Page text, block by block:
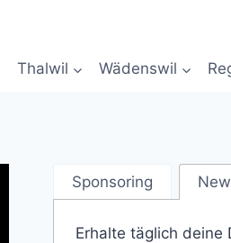
Thalwil Wädenswil
Sponsoring
Erhalte täglich deine